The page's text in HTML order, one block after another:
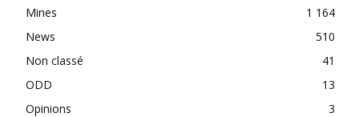
Mines
1 164
News
510
Non classé
41
ODD
13
Opinions
3